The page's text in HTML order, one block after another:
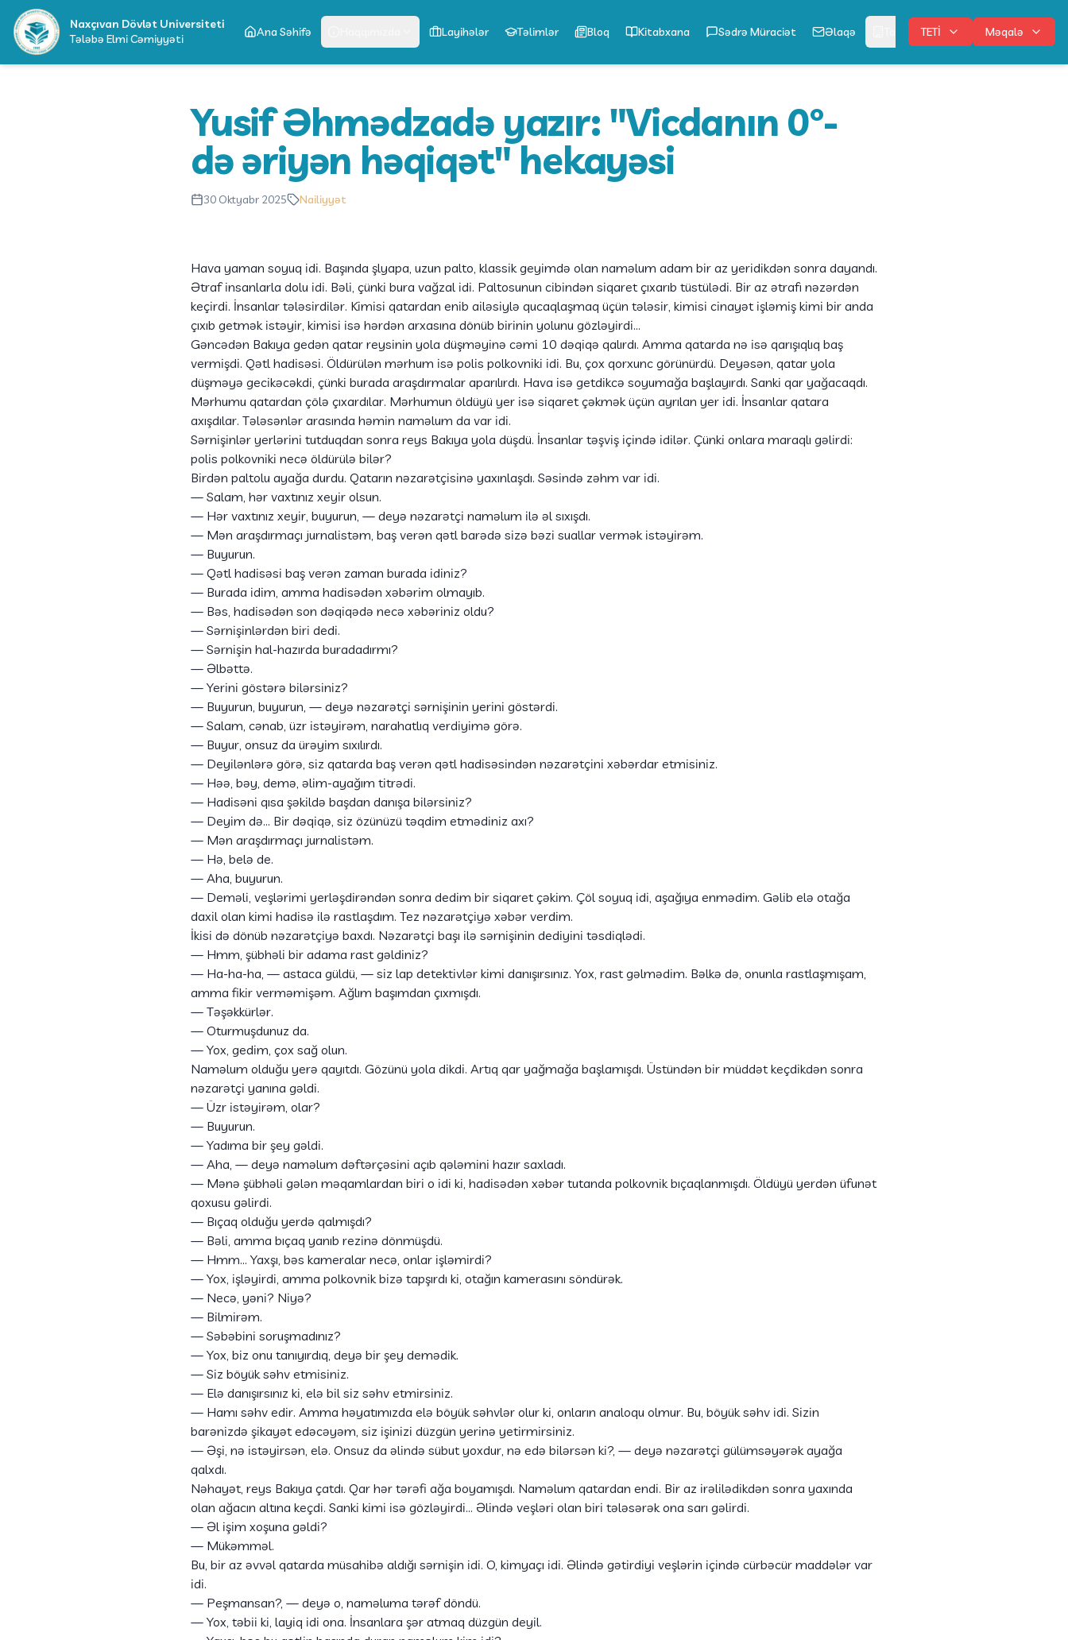
Naxçıvan Dövlət Universiteti
Tələbə Elmi Cəmiyyəti
Ana Səhifə Layihələr Təlimlər Bloq Kitabxana Sədrə Müraciət Əlaqə Tabe Qurumlar Digər
TETİ Məqalə
Yusif Əhmədzadə yazır: "Vicdanın 0°-
də əriyən həqiqət" hekayəsi
30 Oktyabr 2025 Nailiyyət
Hava yaman soyuq idi. Başında şlyapa, uzun palto, klassik geyimdə olan naməlum adam bir az yeridikdən sonra dayandı.
Ətraf insanlarla dolu idi. Bəli, çünki bura vağzal idi. Paltosunun cibindən siqaret çıxarıb tüstülədi. Bir az ətrafı nəzərdən
keçirdi. İnsanlar tələsirdilər. Kimisi qatardan enib ailəsiylə qucaqlaşmaq üçün tələsir, kimisi cinayət işləmiş kimi bir anda
çıxıb getmək istəyir, kimisi isə hərdən arxasına dönüb birinin yolunu gözləyirdi…
Gəncədən Bakıya gedən qatar reysinin yola düşməyinə cəmi 10 dəqiqə qalırdı. Amma qatarda nə isə qarışıqlıq baş
vermişdi. Qətl hadisəsi. Öldürülən mərhum isə polis polkovniki idi. Bu, çox qorxunc görünürdü. Deyəsən, qatar yola
düşməyə gecikəcəkdi, çünki burada araşdırmalar aparılırdı. Hava isə getdikcə soyumağa başlayırdı. Sanki qar yağacaqdı.
Mərhumu qatardan çölə çıxardılar. Mərhumun öldüyü yer isə siqaret çəkmək üçün ayrılan yer idi. İnsanlar qatara
axışdılar. Tələsənlər arasında həmin naməlum da var idi.
Sərnişinlər yerlərini tutduqdan sonra reys Bakıya yola düşdü. İnsanlar təşviş içində idilər. Çünki onlara maraqlı gəlirdi:
polis polkovniki necə öldürülə bilər?
Birdən paltolu ayağa durdu. Qatarın nəzarətçisinə yaxınlaşdı. Səsində zəhm var idi.
— Salam, hər vaxtınız xeyir olsun.
— Hər vaxtınız xeyir, buyurun, — deyə nəzarətçi naməlum ilə əl sıxışdı.
— Mən araşdırmaçı jurnalistəm, baş verən qətl barədə sizə bəzi suallar vermək istəyirəm.
— Buyurun.
— Qətl hadisəsi baş verən zaman burada idiniz?
— Burada idim, amma hadisədən xəbərim olmayıb.
— Bəs, hadisədən son dəqiqədə necə xəbəriniz oldu?
— Sərnişinlərdən biri dedi.
— Sərnişin hal-hazırda buradadırmı?
— Əlbəttə.
— Yerini göstərə bilərsiniz?
— Buyurun, buyurun, — deyə nəzarətçi sərnişinin yerini göstərdi.
— Salam, cənab, üzr istəyirəm, narahatlıq verdiyimə görə.
— Buyur, onsuz da ürəyim sıxılırdı.
— Deyilənlərə görə, siz qatarda baş verən qətl hadisəsindən nəzarətçini xəbərdar etmisiniz.
— Həə, bəy, demə, əlim-ayağım titrədi.
— Hadisəni qısa şəkildə başdan danışa bilərsiniz?
— Deyim də… Bir dəqiqə, siz özünüzü təqdim etmədiniz axı?
— Mən araşdırmaçı jurnalistəm.
— Hə, belə de.
— Aha, buyurun.
— Deməli, veşlərimi yerləşdirəndən sonra dedim bir siqaret çəkim. Çöl soyuq idi, aşağıya enmədim. Gəlib elə otağa
daxil olan kimi hadisə ilə rastlaşdım. Tez nəzarətçiyə xəbər verdim.
İkisi də dönüb nəzarətçiyə baxdı. Nəzarətçi başı ilə sərnişinin dediyini təsdiqlədi.
— Hmm, şübhəli bir adama rast gəldiniz?
— Ha-ha-ha, — astaca güldü, — siz lap detektivlər kimi danışırsınız. Yox, rast gəlmədim. Bəlkə də, onunla rastlaşmışam,
amma fikir verməmişəm. Ağlım başımdan çıxmışdı.
— Təşəkkürlər.
— Oturmuşdunuz da.
— Yox, gedim, çox sağ olun.
Naməlum olduğu yerə qayıtdı. Gözünü yola dikdi. Artıq qar yağmağa başlamışdı. Üstündən bir müddət keçdikdən sonra
nəzarətçi yanına gəldi.
— Üzr istəyirəm, olar?
— Buyurun.
— Yadıma bir şey gəldi.
— Aha, — deyə naməlum dəftərçəsini açıb qələmini hazır saxladı.
— Mənə şübhəli gələn məqamlardan biri o idi ki, hadisədən xəbər tutanda polkovnik bıçaqlanmışdı. Öldüyü yerdən üfunət
qoxusu gəlirdi.
— Bıçaq olduğu yerdə qalmışdı?
— Bəli, amma bıçaq yanıb rezinə dönmüşdü.
— Hmm… Yaxşı, bəs kameralar necə, onlar işləmirdi?
— Yox, işləyirdi, amma polkovnik bizə tapşırdı ki, otağın kamerasını söndürək.
— Necə, yəni? Niyə?
— Bilmirəm.
— Səbəbini soruşmadınız?
— Yox, biz onu tanıyırdıq, deyə bir şey demədik.
— Siz böyük səhv etmisiniz.
— Elə danışırsınız ki, elə bil siz səhv etmirsiniz.
— Hamı səhv edir. Amma həyatımızda elə böyük səhvlər olur ki, onların analoqu olmur. Bu, böyük səhv idi. Sizin
barənizdə şikayət edəcəyəm, siz işinizi düzgün yerinə yetirmirsiniz.
— Əşi, nə istəyirsən, elə. Onsuz da əlində sübut yoxdur, nə edə bilərsən ki?, — deyə nəzarətçi gülümsəyərək ayağa
qalxdı.
Nəhayət, reys Bakıya çatdı. Qar hər tərəfi ağa boyamışdı. Naməlum qatardan endi. Bir az irəlilədikdən sonra yaxında
olan ağacın altına keçdi. Sanki kimi isə gözləyirdi… Əlində veşləri olan biri tələsərək ona sarı gəlirdi.
— Əl işim xoşuna gəldi?
— Mükəmməl.
Bu, bir az əvvəl qatarda müsahibə aldığı sərnişin idi. O, kimyaçı idi. Əlində gətirdiyi veşlərin içində cürbəcür maddələr var
idi.
— Peşmansan?, — deyə o, naməluma tərəf döndü.
— Yox, təbii ki, layiq idi ona. İnsanlara şər atmaq düzgün deyil.